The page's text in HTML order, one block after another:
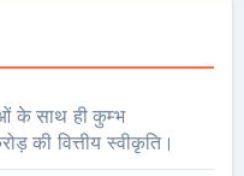
के साथ ही कुम्भ
की वित्तीय स्वीकृति।